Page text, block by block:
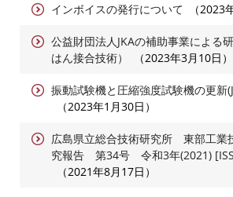
インボイスの発行について 2023
公益財団法人JKAの補助事業による
はん接合技術）
2023年3月10日
振動試験機と圧縮強度試験機の更新
2023年1月30日
広島県立総合技術研究所 東部工
究報告 第34号 令和3年(2021)
2021年8月17日